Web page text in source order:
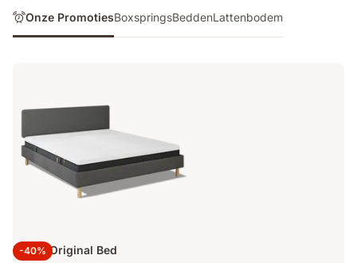
Onze PromotiesBoxspringsBeddenLattenbodem
-40%
Emma Original Bed